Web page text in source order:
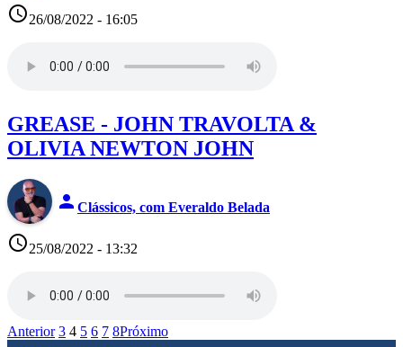
access_time26/08/2022 - 16:05
GREASE - JOHN TRAVOLTA &
OLIVIA NEWTON JOHN
person Clássicos, com Everaldo Belada
access_time25/08/2022 - 13:32
Anterior 3 4 5 6 7 8Próximo